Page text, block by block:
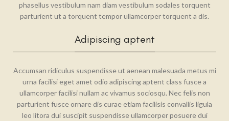
phasellus vestibulum nam diam vestibulum sodales torquent
parturient ut a torquent tempor ullamcorper torquent a dis.
Adipiscing aptent
Accumsan ridiculus suspendisse ut aenean malesuada metus mi
urna facilisi eget amet odio adipiscing aptent class fusce a
ullamcorper facilisi nullam ac vivamus sociosqu. Nec felis non
parturient fusce ornare dis curae etiam facilisis convallis ligula
leo litora dui suscipit suspendisse ullamcorper posuere dui